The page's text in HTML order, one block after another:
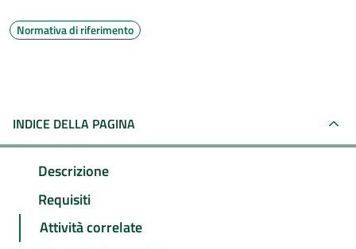
Normativa di riferimento
INDICE DELLA PAGINA
Descrizione
Requisiti
Attività correlate